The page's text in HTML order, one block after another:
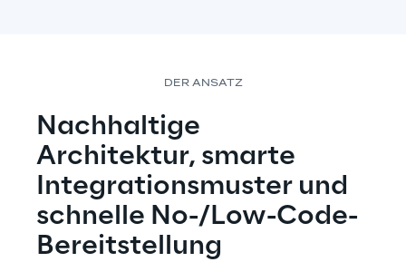
DER ANSATZ
Nachhaltige
Architektur, smarte
Integrationsmuster und
schnelle No-/Low-Code-
Bereitstellung